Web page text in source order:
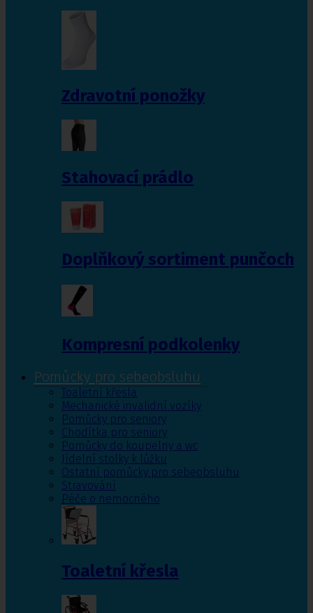
Zdravotní ponožky
Stahovací prádlo
Doplňkový sortiment punčoch
Kompresní podkolenky
Pomůcky pro sebeobsluhu
Toaletní křesla
Mechanické invalidní vozíky
Pomůcky pro seniory
Chodítka pro seniory
Pomůcky do koupelny a wc
Jídelní stolky k lůžku
Ostatní pomůcky pro sebeobsluhu
Stravování
Péče o nemocného
Toaletní křesla